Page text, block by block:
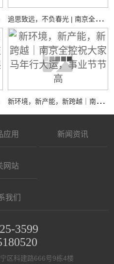
追
思致远，不负春光 | 南京全控祝您：清明安康
新
环境，新产能，新跨越｜南京全控祝大家马年行大运，事业节节高
应用 新闻资讯
网站
我们
3599
区科建路666号9栋4楼